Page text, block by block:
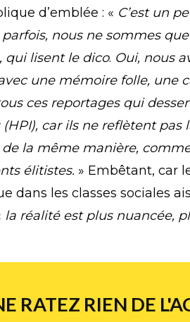
d’emblée : « C’est un
nous ne sommes
qui lisent le dico. Oui, nous
une mémoire folle, une
ces reportages qui
car ils ne reflètent pas
de la même manière,
élitistes. » Embêtant, car
dans les classes sociales
la réalité est plus nuancée,
RATEZ RIEN DE